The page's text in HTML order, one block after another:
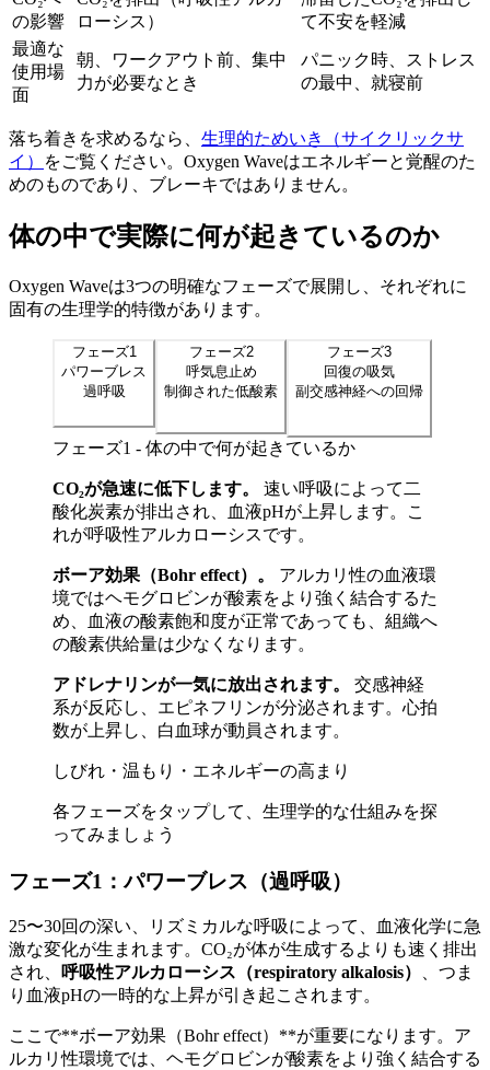
の影響
ローシス）
て不安を軽減
最適な
使用場
面
朝、ワークアウト前、集中
力が必要なとき
パニック時、ストレス
の最中、就寝前
落ち着きを求めるなら、 生理的ためいき（サイクリックサ
イ）
をご覧ください。Oxygen Waveはエネルギーと覚醒のた
めのものであり、ブレーキではありません。
体の中で実際に何が起きているのか
Oxygen Waveは3つの明確なフェーズで展開し、それぞれに
固有の生理学的特徴があります。
フェーズ1
パワーブレス
過呼吸
フェーズ2
呼気息止め
制御された低酸素
フェーズ3
回復の吸気
副交感神経への回帰
フェーズ1 - 体の中で何が起きているか
CO₂が急速に低下します。
速い呼吸によって二
酸化炭素が排出され、血液pHが上昇します。こ
れが呼吸性アルカローシスです。
ボーア効果（Bohr effect）。
アルカリ性の血液環
境ではヘモグロビンが酸素をより強く結合するた
め、血液の酸素飽和度が正常であっても、組織へ
の酸素供給量は少なくなります。
アドレナリンが一気に放出されます。
交感神経
系が反応し、エピネフリンが分泌されます。心拍
数が上昇し、白血球が動員されます。
しびれ・温もり・エネルギーの高まり
各フェーズをタップして、生理学的な仕組みを探
ってみましょう
フェーズ1：パワーブレス（過呼吸）
25〜30回の深い、リズミカルな呼吸によって、血液化学に急
激な変化が生まれます。CO₂が体が生成するよりも速く排出
され、
呼吸性アルカローシス（respiratory alkalosis）
、つま
り血液pHの一時的な上昇が引き起こされます。
ここで**ボーア効果（Bohr effect）**が重要になります。ア
ルカリ性環境では、ヘモグロビンが酸素をより強く結合する